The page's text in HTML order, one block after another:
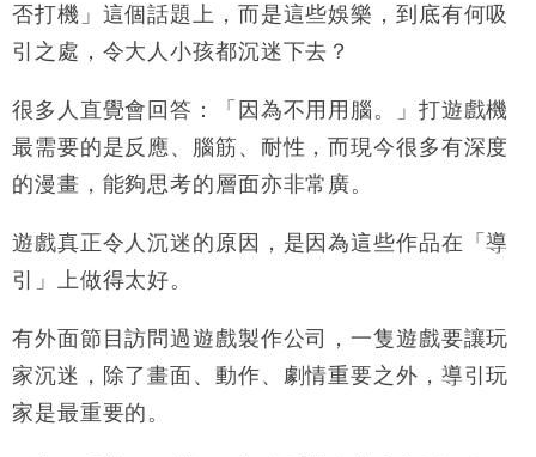
否打機」這個話題上，而是這些娛樂，到底有何吸
引之處，令大人小孩都沉迷下去？
很多人直覺會回答：「因為不用用腦。」打遊戲機
最需要的是反應、腦筋、耐性，而現今很多有深度
的漫畫，能夠思考的層面亦非常廣。
遊戲真正令人沉迷的原因，是因為這些作品在「導
引」上做得太好。
有外面節目訪問過遊戲製作公司，一隻遊戲要讓玩
家沉迷，除了畫面、動作、劇情重要之外，導引玩
家是最重要的。